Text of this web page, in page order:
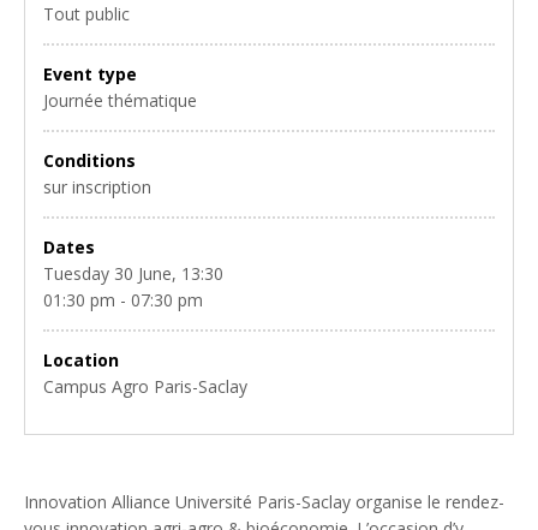
Tout public
Event type
Journée thématique
Conditions
sur inscription
Dates
Tuesday 30 June, 13:30
01:30 pm - 07:30 pm
Location
Campus Agro Paris-Saclay
Innovation Alliance Université Paris-Saclay organise le rendez-